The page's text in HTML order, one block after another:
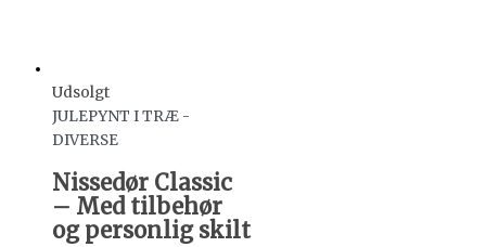
Udsolgt
JULEPYNT I TRÆ -
DIVERSE
Nissedør Classic
– Med tilbehør
og personlig skilt